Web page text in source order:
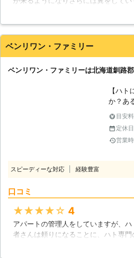
い、よ
除を
い。
くれる専門業者さんを探しました。
北海道 函館市 2016年11月23日
ベンリワン・ファミリー
ベンリワン・ファミリーは北海道釧路
【ハ
か？あ
はよ
に悩まされてしまい
がベラ
全に巣
み入れ
す。ま
さんあ
でし
目安
定休日
営業
スピーディーな対応 経験豊富
口コミ
★★★★★ 4
アパートの管理人をしていますが、
者さんは頼りになることに、ハト専
際に頼んだ後はハトがいなくなり、